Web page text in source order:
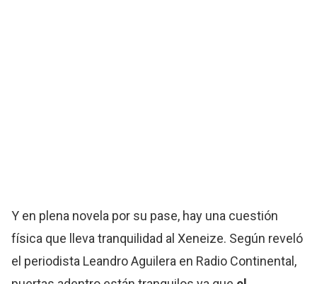
Y en plena novela por su pase, hay una cuestión
física que lleva tranquilidad al Xeneize. Según reveló
el periodista Leandro Aguilera en Radio Continental,